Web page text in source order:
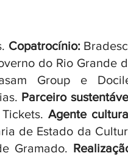
Copatrocínio:
do Rio Grande
de Estado da
Gramado.